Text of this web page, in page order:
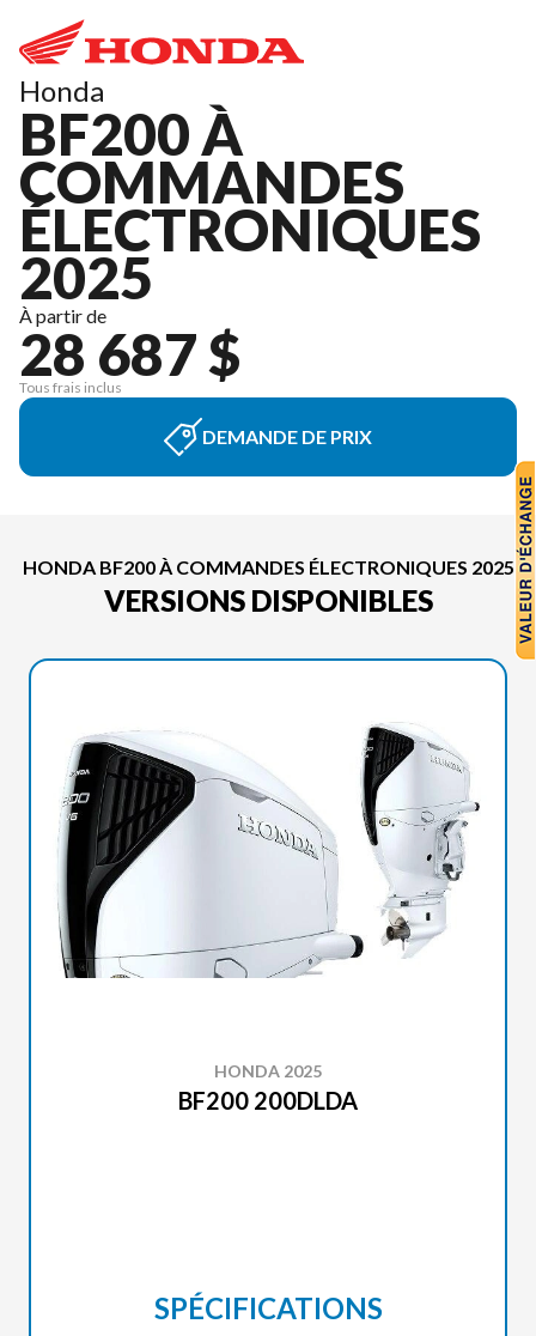
Honda
BF200 À
COMMANDES
ÉLECTRONIQUES
2025
À partir de
28 687 $
Tous frais inclus
DEMANDE DE PRIX
HONDA BF200 À COMMANDES ÉLECTRONIQUES 2025
VERSIONS DISPONIBLES
HONDA 2025
BF200 200DLDA
SPÉCIFICATIONS